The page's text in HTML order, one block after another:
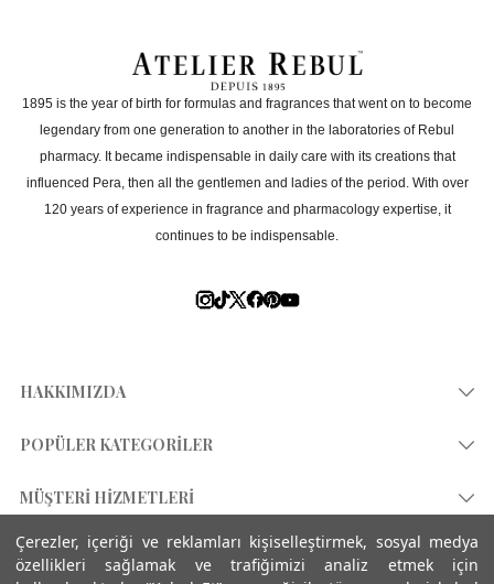
Çerezler, içeriği ve reklamları kişiselleştirmek, sosyal medya
özellikleri sağlamak ve trafiğimizi analiz etmek için
1895 is the year of birth for formulas and fragrances that went on to become
legendary from one generation to another in the laboratories of Rebul
pharmacy. It became indispensable in daily care with its creations that
influenced Pera, then all the gentlemen and ladies of the period. With over
120 years of experience in fragrance and pharmacology expertise, it
continues to be indispensable.
HAKKIMIZDA
Hikayemiz
Heritage Store
Entegre Yönetim Sistemi
POPÜLER KATEGORİLER
Kolonya 80°
Erkek Parfüm
MÜŞTERİ HİZMETLERİ
Bize Ulaşın
Kurumsal Satış
ÖZEL SAYFALAR